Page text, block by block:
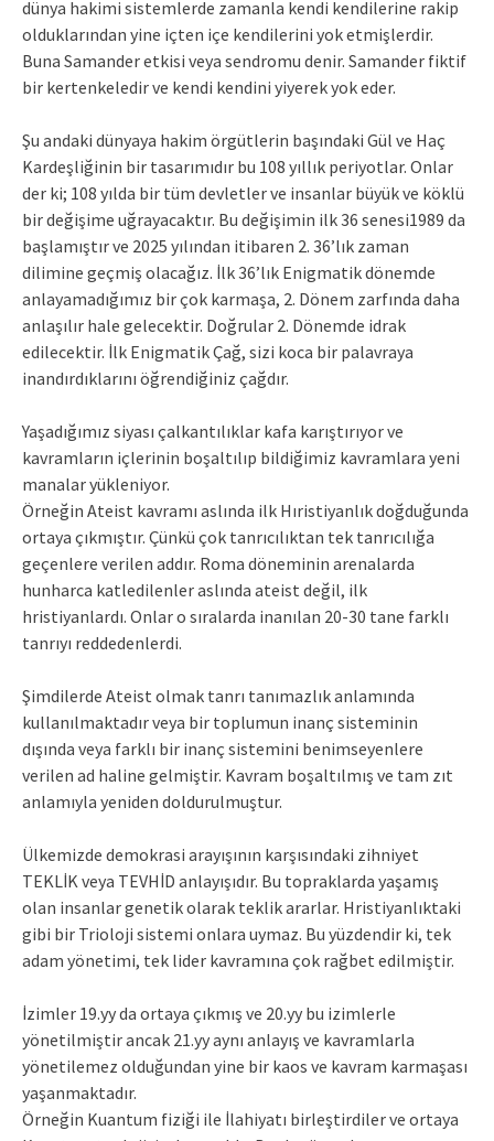
dünya hakimi sistemlerde zamanla kendi kendilerine rakip
olduklarından yine içten içe kendilerini yok etmişlerdir.
Buna Samander etkisi veya sendromu denir. Samander fiktif
bir kertenkeledir ve kendi kendini yiyerek yok eder.
Şu andaki dünyaya hakim örgütlerin başındaki Gül ve Haç
Kardeşliğinin bir tasarımıdır bu 108 yıllık periyotlar. Onlar
der ki; 108 yılda bir tüm devletler ve insanlar büyük ve köklü
bir değişime uğrayacaktır. Bu değişimin ilk 36 senesi1989 da
başlamıştır ve 2025 yılından itibaren 2. 36’lık zaman
dilimine geçmiş olacağız. İlk 36’lık Enigmatik dönemde
anlayamadığımız bir çok karmaşa, 2. Dönem zarfında daha
anlaşılır hale gelecektir. Doğrular 2. Dönemde idrak
edilecektir. İlk Enigmatik Çağ, sizi koca bir palavraya
inandırdıklarını öğrendiğiniz çağdır.
Yaşadığımız siyası çalkantılıklar kafa karıştırıyor ve
kavramların içlerinin boşaltılıp bildiğimiz kavramlara yeni
manalar yükleniyor.
Örneğin Ateist kavramı aslında ilk Hıristiyanlık doğduğunda
ortaya çıkmıştır. Çünkü çok tanrıcılıktan tek tanrıcılığa
geçenlere verilen addır. Roma döneminin arenalarda
hunharca katledilenler aslında ateist değil, ilk
hristiyanlardı. Onlar o sıralarda inanılan 20-30 tane farklı
tanrıyı reddedenlerdi.
Şimdilerde Ateist olmak tanrı tanımazlık anlamında
kullanılmaktadır veya bir toplumun inanç sisteminin
dışında veya farklı bir inanç sistemini benimseyenlere
verilen ad haline gelmiştir. Kavram boşaltılmış ve tam zıt
anlamıyla yeniden doldurulmuştur.
Ülkemizde demokrasi arayışının karşısındaki zihniyet
TEKLİK veya TEVHİD anlayışıdır. Bu topraklarda yaşamış
olan insanlar genetik olarak teklik ararlar. Hristiyanlıktaki
gibi bir Trioloji sistemi onlara uymaz. Bu yüzdendir ki, tek
adam yönetimi, tek lider kavramına çok rağbet edilmiştir.
İzimler 19.yy da ortaya çıkmış ve 20.yy bu izimlerle
yönetilmiştir ancak 21.yy aynı anlayış ve kavramlarla
yönetilemez olduğundan yine bir kaos ve kavram karmaşası
yaşanmaktadır.
Örneğin Kuantum fiziği ile İlahiyatı birleştirdiler ve ortaya